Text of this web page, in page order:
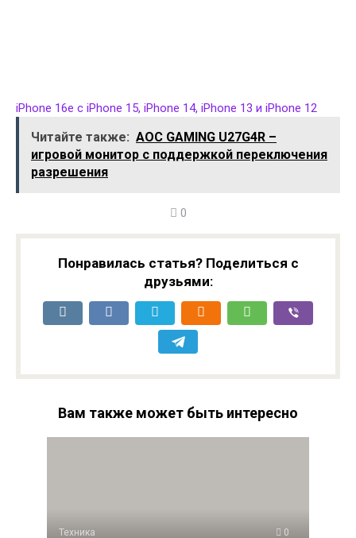
iPhone 16e с iPhone 15, iPhone 14, iPhone 13 и iPhone 12
Читайте также: AOC GAMING U27G4R –
игровой монитор с поддержкой переключения
разрешения
0
Понравилась статья? Поделиться с
друзьями:
Вам также может быть интересно
Техника 0